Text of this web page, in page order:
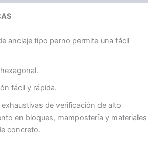
anclaje tipo perno permite una fácil
fácil y rápida.
exhaustivas de verificación de alto
en bloques, mampostería y materiales
concreto.